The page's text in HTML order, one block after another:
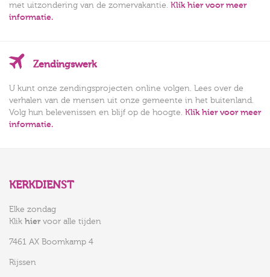
met uitzondering van de zomervakantie. Klik hier voor meer
informatie.
Zendingswerk
U kunt onze zendingsprojecten online volgen. Lees over de
verhalen van de mensen uit onze gemeente in het buitenland.
Volg hun belevenissen en blijf op de hoogte. Klik hier voor meer
informatie.
KERKDIENST
Elke zondag
Klik hier voor alle tijden
7461 AX Boomkamp 4
Rijssen